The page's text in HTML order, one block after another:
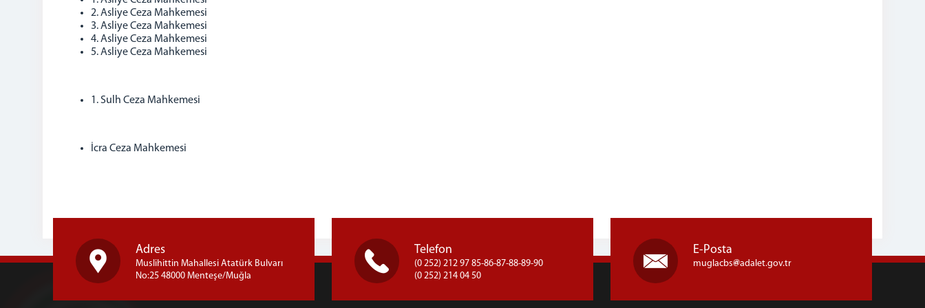
2. Asliye Ceza Mahkemesi
3. Asliye Ceza Mahkemesi
4. Asliye Ceza Mahkemesi
5. Asliye Ceza Mahkemesi
1. Sulh Ceza Mahkemesi
İcra Ceza Mahkemesi
Adres
Muslihittin Mahallesi Atatürk Bulvarı
No:25 48000 Menteşe/Muğla
Telefon
(0 252) 212 97 85-86-87-88-89-90
(0 252) 214 04 50
E-Posta
muglacbs adalet.gov.tr